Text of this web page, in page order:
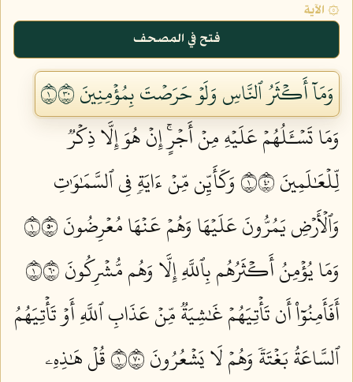
۞ الآية
فتح في المصحف
وَمَآ أَكۡثَرُ ٱلنَّاسِ وَلَوۡ حَرَصۡتَ بِمُؤۡمِنِينَ ١٠٣
وَمَا تَسۡـَٔلُهُمۡ عَلَيۡهِ مِنۡ أَجۡرٍۚ إِنۡ هُوَ إِلَّا ذِكۡرٞ
لِّلۡعَٰلَمِينَ ١٠٤
وَكَأَيِّن مِّنۡ ءَايَةٖ فِي ٱلسَّمَٰوَٰتِ
وَٱلۡأَرۡضِ يَمُرُّونَ عَلَيۡهَا وَهُمۡ عَنۡهَا مُعۡرِضُونَ ١٠٥
وَمَا يُؤۡمِنُ أَكۡثَرُهُم بِٱللَّهِ إِلَّا وَهُم مُّشۡرِكُونَ ١٠٦
أَفَأَمِنُوٓاْ أَن تَأۡتِيَهُمۡ غَٰشِيَةٞ مِّنۡ عَذَابِ ٱللَّهِ أَوۡ تَأۡتِيَهُمُ
ٱلسَّاعَةُ بَغۡتَةٗ وَهُمۡ لَا يَشۡعُرُونَ ١٠٧
قُلۡ هَٰذِهِۦ